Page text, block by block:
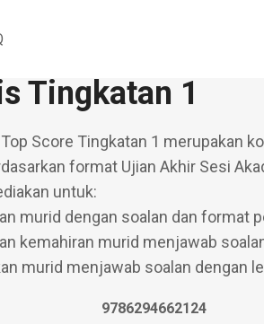
Top Score
Tingkatan 1
Score Tingkatan 1 merupakan
format Ujian Akhir Sesi
untuk:
murid dengan soalan dan format
kemahiran murid menjawab
murid menjawab soalan dengan
9786294662124